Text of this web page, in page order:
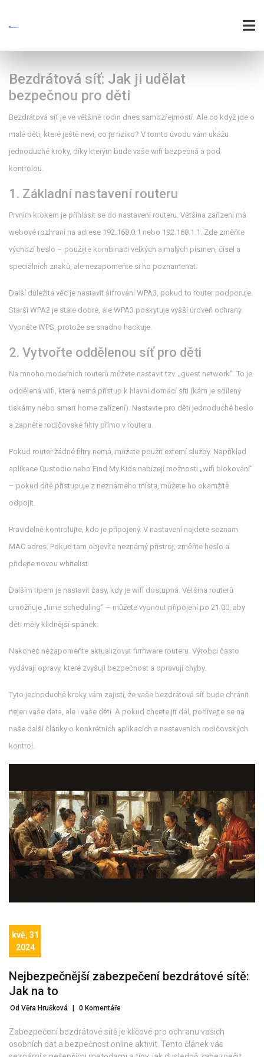
Bezdrátová síť: Jak ji udělat
bezpečnou pro děti
Bezdrátová síť je ve většině rodin dnes samozřejmostí. Ale co když jde o
malé děti, které ještě neví, co je riziko? V tomto úvodu vám ukážu
jednoduché kroky, díky kterým bude vaše wifi bezpečná a pod
kontrolou.
1. Základní nastavení routeru
Prvním krokem je přihlásit se do nastavení routeru. Většina zařízení má
webové rozhraní na adrese 192.168.0.1 nebo 192.168.1.1. Zde změňte
výchozí heslo – použijte kombinaci velkých a malých písmen, čísel a
speciálních znaků, ale nezapomeňte si ho poznamenat.
Další důležitá věc je nastavit šifrování WPA3, pokud to router podporuje.
Starší WPA2 je stále dobré, ale WPA3 poskytuje vyšší úroveň ochrany.
Vypněte WPS, protože se snadno hackuje.
2. Vytvořte oddělenou síť pro děti
Na mnoho moderních routerů můžete nastavit tzv. „guest network“. To je
oddělená wifi, která nemá přístup k hlavní domácí síti (kám je sdílený
tiskárny nebo smart home zařízení). Nastavte pro děti jednoduché heslo
a zapněte rodičovské filtry přímo v routeru.
Pokud router žádné filtry nemá, můžete použít externí služby. Například
aplikace Qustodio nebo Find My Kids nabízejí možnosti „wifi blokování“
– pokud dítě přistupuje z neznámého místa, můžete ho okamžitě
odpojit.
Pravidelně kontrolujte, kdo je připojený. V nastavení najdete seznam
MAC adres. Pokud tam objevíte neznámý přístroj, změňte heslo a
přidejte novou whitelist.
Dalším tipem je nastavit časy, kdy je wifi dostupná. Většina routerů
umožňuje „time scheduling“ – můžete vypnout připojení po 21:00, aby
děti měly klidnější spánek.
Nakonec nezapomeňte aktualizovat firmware routeru. Výrobci často
vydávají opravy, které zvyšují bezpečnost a opravují chyby.
Tyto jednoduché kroky vám zajistí, že vaše bezdrátová síť bude chránit
nejen vaše data, ale i vaše děti. A pokud chcete jít dál, podívejte se na
naše další články o konkrétních aplikacích a nastaveních rodičovských
kontrol.
kvě, 31
2024
Nejbezpečnější zabezpečení bezdrátové sítě:
Jak na to
Od Věra Hrušková 0 Komentáře
Zabezpečení bezdrátové sítě je klíčové pro ochranu vašich
osobních dat a bezpečnost online aktivit. Tento článek vás